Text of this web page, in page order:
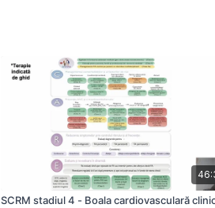
SCRM stadiul 4 - Boala cardiovasculară